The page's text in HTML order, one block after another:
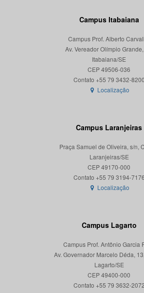
Campus Itabaiana
Campus Prof. Alberto
Av. Vereador Olímpio
Itabaiana/SE
CEP 49506-036
Localização
Campus Laranjeiras
Praça Samuel de Oliveira, s/n,
Laranjeiras/SE
CEP 49170-000
Localização
Campus Lagarto
Campus Prof. Antônio Garcia
Av. Governador Marcelo Déda,
Lagarto/SE
CEP 49400-000